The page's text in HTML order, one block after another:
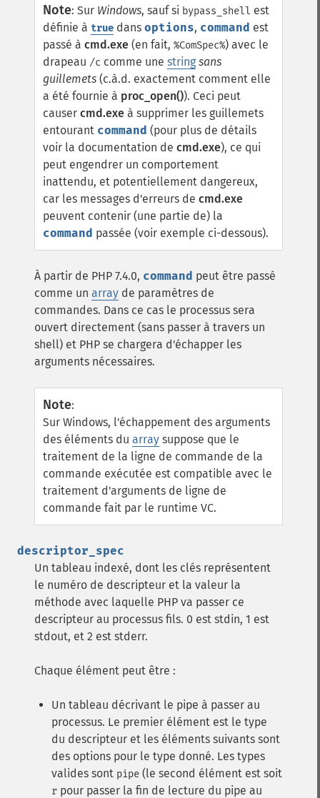
Note: Sur Windows, sauf si bypass_shell est
définie à true dans options, command est
passé à cmd.exe (en fait, %ComSpec%) avec le
drapeau /c comme une string sans
guillemets (c.à.d. exactement comment elle
a été fournie à proc_open()). Ceci peut
causer cmd.exe à supprimer les guillemets
entourant command (pour plus de détails
voir la documentation de cmd.exe), ce qui
peut engendrer un comportement
inattendu, et potentiellement dangereux,
car les messages d'erreurs de cmd.exe
peuvent contenir (une partie de) la
command passée (voir exemple ci-dessous).
À partir de PHP 7.4.0, command peut être passé
comme un array de paramètres de
commandes. Dans ce cas le processus sera
ouvert directement (sans passer à travers un
shell) et PHP se chargera d'échapper les
arguments nécessaires.
Note:
Sur Windows, l'échappement des arguments
des éléments du array suppose que le
traitement de la ligne de commande de la
commande exécutée est compatible avec le
traitement d'arguments de ligne de
commande fait par le runtime VC.
descriptor_spec
Un tableau indexé, dont les clés représentent
le numéro de descripteur et la valeur la
méthode avec laquelle PHP va passer ce
descripteur au processus fils. 0 est stdin, 1 est
stdout, et 2 est stderr.
Chaque élément peut être :
Un tableau décrivant le pipe à passer au
processus. Le premier élément est le type
du descripteur et les éléments suivants sont
des options pour le type donné. Les types
valides sont pipe (le second élément est soit
r pour passer la fin de lecture du pipe au